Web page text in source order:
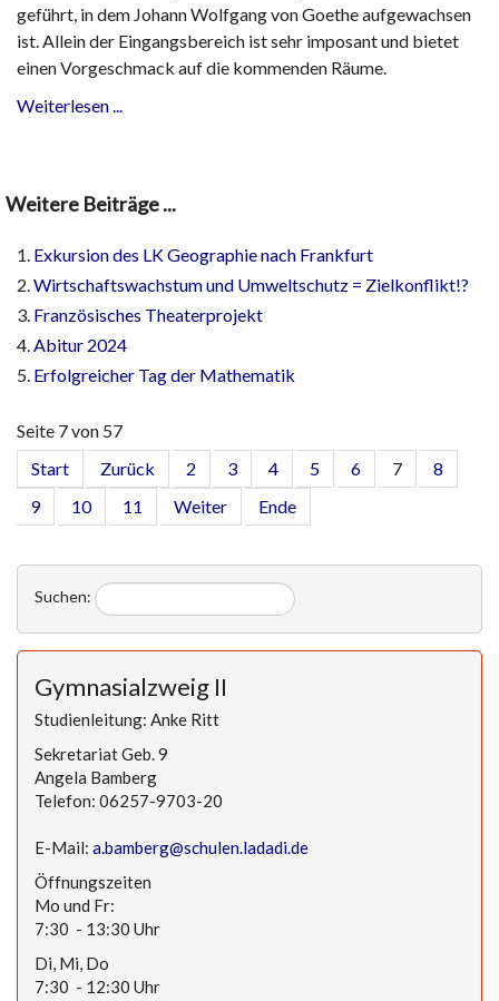
geführt, in dem Johann Wolfgang von Goethe aufgewachsen
ist. Allein der Eingangsbereich ist sehr imposant und bietet
einen Vorgeschmack auf die kommenden Räume.
Weiterlesen ...
Weitere Beiträge ...
Exkursion des LK Geographie nach Frankfurt
Wirtschaftswachstum und Umweltschutz = Zielkonflikt!?
Französisches Theaterprojekt
Abitur 2024
Erfolgreicher Tag der Mathematik
Seite 7 von 57
Start
Zurück 2 3 4 5 6 7
8
9
10 11 Weiter Ende
Suchen:
Gymnasialzweig II
Studienleitung: Anke Ritt
Sekretariat Geb. 9
Angela Bamberg
Telefon: 06257-9703-20
E-Mail: a.bamberg@schulen.ladadi.de
Öffnungszeiten
Mo und Fr:
7:30 - 13:30 Uhr
Di, Mi, Do
7:30 - 12:30 Uhr